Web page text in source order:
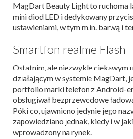
MagDart Beauty Light to ruchoma
mini diod LED i dedykowany
ustawieniami, w tym m.in. barwą i
Smartfon realme Flash
Ostatnim, ale niezwykle ciekawym
działającym w systemie MagDart,
portfolio marki telefon z Android-
obsługiwał bezprzewodowe
Póki co, ujawniono jedynie jego
zapowiedziano jednak, kiedy i w
wprowadzony na rynek.